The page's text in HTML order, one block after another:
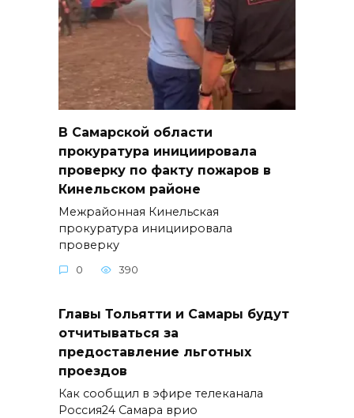
В Самарской области
прокуратура инициировала
проверку по факту пожаров в
Кинельском районе
Межрайонная Кинельская
прокуратура инициировала
проверку
0 390
Главы Тольятти и Самары будут
отчитываться за
предоставление льготных
проездов
Как сообщил в эфире телеканала
Россия24 Самара врио